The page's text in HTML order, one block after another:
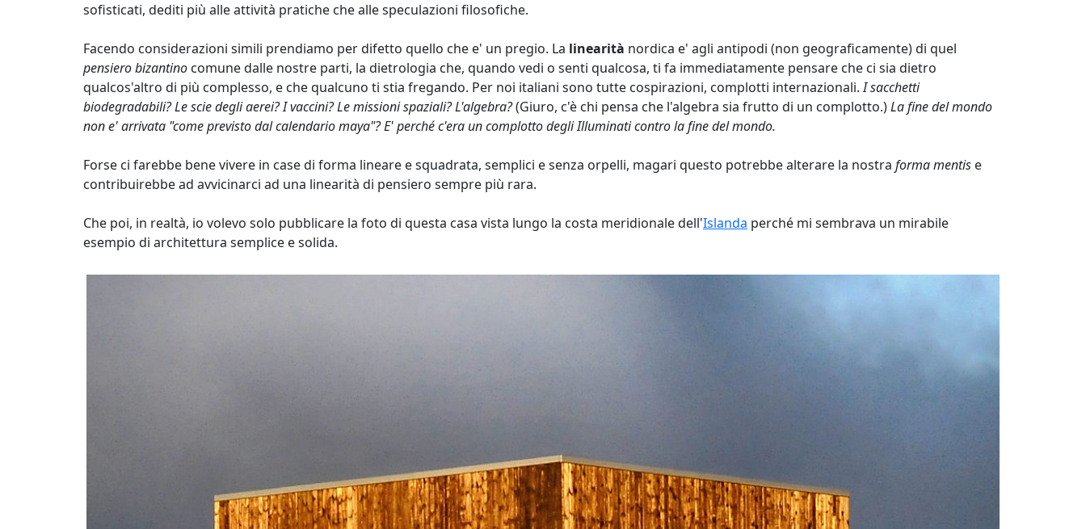
sofisticati, dediti più alle attività pratiche che alle speculazioni filosofiche.
Facendo considerazioni simili prendiamo per difetto quello che e' un pregio. La linearità nordica e' agli antipodi (non geograficamente) di quel
pensiero bizantino comune dalle nostre parti, la dietrologia che, quando vedi o senti qualcosa, ti fa immediatamente pensare che ci sia dietro
qualcos'altro di più complesso, e che qualcuno ti stia fregando. Per noi italiani sono tutte cospirazioni, complotti internazionali.I sacchetti
biodegradabili? Le scie degli aerei? I vaccini? Le missioni spaziali? L'algebra?(Giuro, c'è chi pensa che l'algebra sia frutto di un complotto.)La fine del mondo
non e' arrivata "come previsto dal calendario maya"? E' perché c'era un complotto degli Illuminati contro la fine del mondo.
Forse ci farebbe bene vivere in case di forma lineare e squadrata, semplici e senza orpelli, magari questo potrebbe alterare la nostra forma mentis e
contribuirebbe ad avvicinarci ad una linearità di pensiero sempre più rara.
Che poi, in realtà, io volevo solo pubblicare la foto di questa casa vista lungo la costa meridionale dell'Islanda perché mi sembrava un mirabile
esempio di architettura semplice e solida.